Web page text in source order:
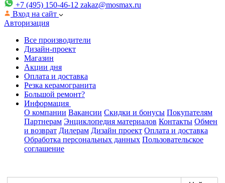
+7 (495) 150-46-12 zakaz@mosmax.ru
Вход на сайт
Авторизация
Все производители
Дизайн-проект
Магазин
Акции дня
Оплата и доставка
Резка керамогранита
Большой ремонт?
Информация
О компании Вакансии Скидки и бонусы Покупателям
Партнерам Энциклопедия материалов Контакты Обмен
и возврат Дилерам Дизайн проект Оплата и доставка
Обработка персональных данных Пользовательское
соглашение